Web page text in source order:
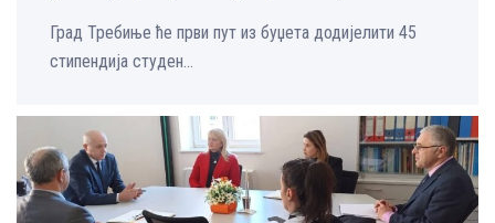
Град Требиње ће први пут из буџета додијелити 45
стипендија студен...